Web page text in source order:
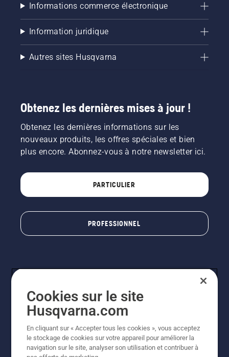
Informations commerce électronique
Information juridique
Autres sites Husqvarna
Obtenez les dernières mises à jour !
Obtenez les dernières informations sur les
nouveaux produits, les offres spéciales et bien
plus encore. Abonnez-vous à notre newsletter ici.
PARTICULIER
PROFESSIONNEL
© Husqvarna AB (publ). Tous droits réservés. Les prix
indiqués sont à titre indicatif de Husqvarna Schweiz AG
aux revendeurs participants, prix en CHF, TVA 8,1 % et
Cookies sur le site
Husqvarna.com
En cliquant sur « Accepter tous les cookies », vous acceptez
le stockage de cookies sur votre appareil pour améliorer la
navigation sur le site, analyser son utilisation et contribuer à